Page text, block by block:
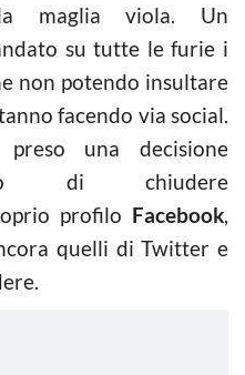
maglia viola. Un
su tutte le furie i
non potendo insultare
facendo via social.
una decisione
di chiudere
profilo Facebook,
quelli di Twitter e